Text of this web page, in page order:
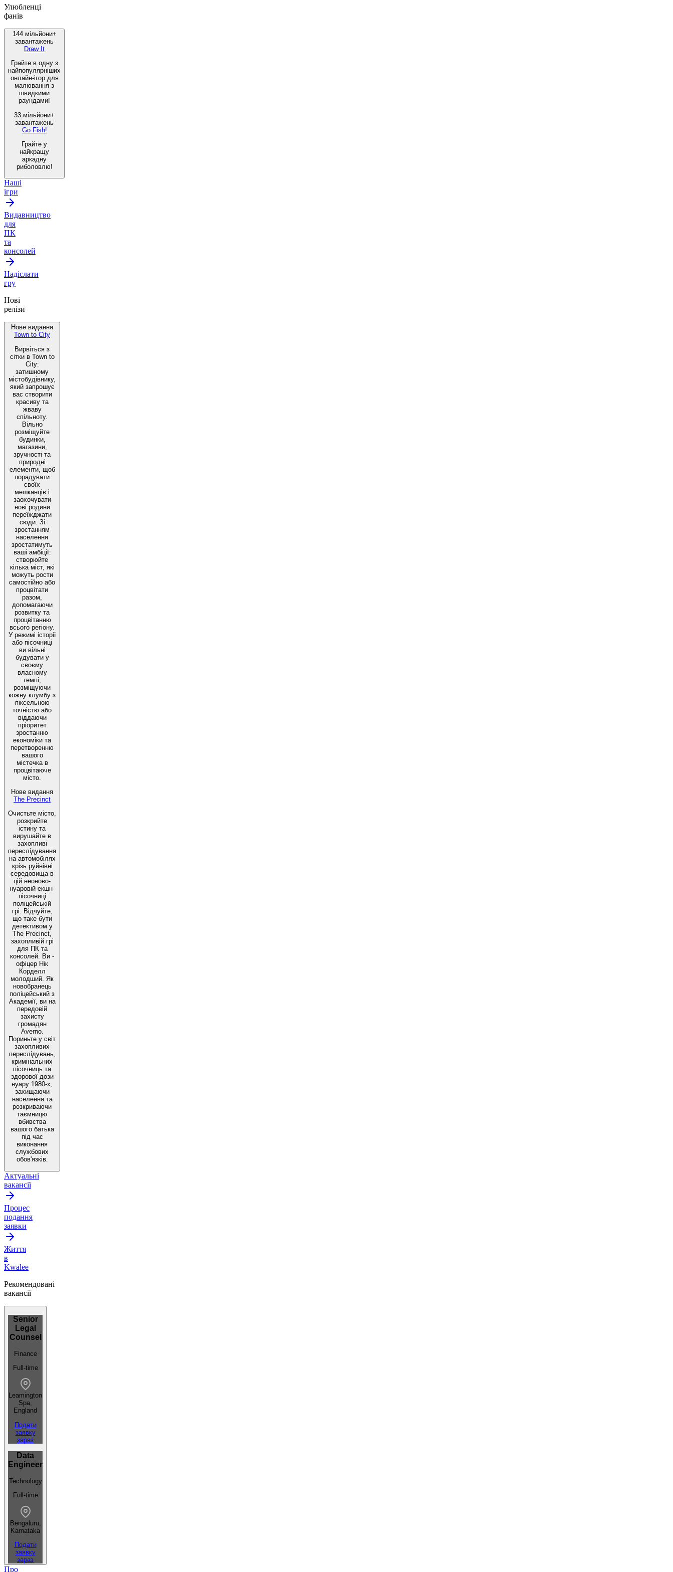
Улюбленці
фанів
144 мільйони+
завантажень
Draw It
Грайте в одну з
найпопулярніших
онлайн-ігор для
малювання з
швидкими
раундами!
33 мільйони+
завантажень
Go Fish!
Грайте у
найкращу
аркадну
риболовлю!
Наші
ігри
Видавництво
для
ПК
та
консолей
Надіслати
гру
Нові
релізи
Нове видання
Town to City
Вирвіться з
сітки в Town to
City:
затишному
містобудівнику,
який запрошує
вас створити
красиву та
жваву
спільноту.
Вільно
розміщуйте
будинки,
магазини,
зручності та
природні
елементи, щоб
порадувати
своїх
мешканців і
заохочувати
нові родини
переїжджати
сюди. Зі
зростанням
населення
зростатимуть
ваші амбіції:
створюйте
кілька міст, які
можуть рости
самостійно або
процвітати
разом,
допомагаючи
розвитку та
процвітанню
всього регіону.
У режимі історії
або пісочниці
ви вільні
будувати у
своєму
власному
темпі,
розміщуючи
кожну клумбу з
піксельною
точністю або
віддаючи
пріоритет
зростанню
економіки та
перетворенню
вашого
містечка в
процвітаюче
місто.
Нове видання
The Precinct
Очистьте місто,
розкрийте
істину та
вирушайте в
захопливі
переслідування
на автомобілях
крізь руйнівні
середовища в
цій неоново-
нуаровій екшн-
пісочниці
поліцейській
грі. Відчуйте,
що таке бути
детективом у
The Precinct,
захопливій грі
для ПК та
консолей. Ви -
офіцер Нік
Корделл
молодший. Як
новобранець
поліцейський з
Академії, ви на
передовій
захисту
громадян
Averno.
Пориньте у світ
захопливих
переслідувань,
кримінальних
пісочниць та
здорової дози
нуару 1980-х,
захищаючи
населення та
розкриваючи
таємницю
вбивства
вашого батька
під час
виконання
службових
обов'язків.
Актуальні
вакансії
Процес
подання
заявки
Життя
в
Kwalee
Рекомендовані
вакансії
Senior
Legal
Counsel
Finance
Full-time
Leamington
Spa,
England
Подати
заявку
зараз
Data
Engineer
Technology
Full-time
Bengaluru,
Karnataka
Подати
заявку
зараз
Про